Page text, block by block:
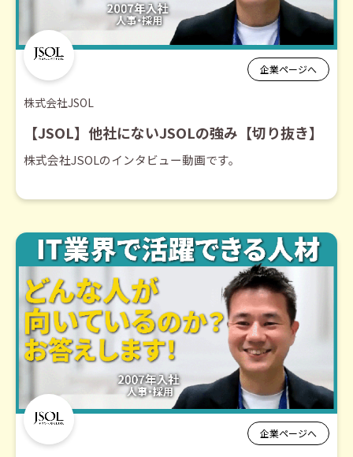
企業ページへ
株式会社JSOL
【JSOL】他社にないJSOLの強み【切り抜き】
株式会社JSOLのインタビュー動画です。
企業ページへ